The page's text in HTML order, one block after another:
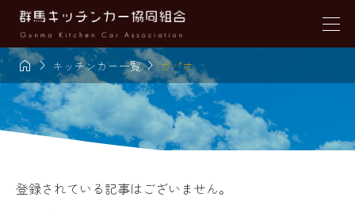
 キッチンカー一覧ガパオ
登録されている記事はございません。